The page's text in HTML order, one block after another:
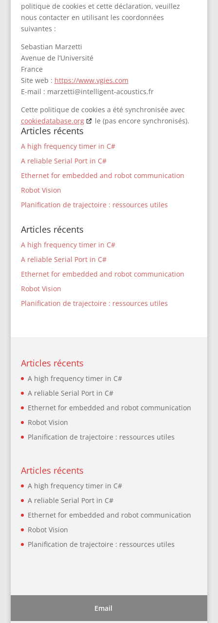
politique de cookies et cette déclaration, veuillez
nous contacter en utilisant les coordonnées
suivantes :
Sebastian Marzetti
Avenue de l’Université
France
Site web : https://www.vgies.com
E-mail : marzetti@intelligent-acoustics.fr
Cette politique de cookies a été synchronisée avec
cookiedatabase.org
le (pas encore synchronisés).
Articles récents
A high frequency timer in C#
A reliable Serial Port in C#
Ethernet for embedded and robot communication
Robot Vision
Planification de trajectoire : ressources utiles
Articles récents
A high frequency timer in C#
A reliable Serial Port in C#
Ethernet for embedded and robot communication
Robot Vision
Planification de trajectoire : ressources utiles
Articles récents
A high frequency timer in C#
A reliable Serial Port in C#
Ethernet for embedded and robot communication
Robot Vision
Planification de trajectoire : ressources utiles
Articles récents
A high frequency timer in C#
A reliable Serial Port in C#
Ethernet for embedded and robot communication
Robot Vision
Planification de trajectoire : ressources utiles
Email